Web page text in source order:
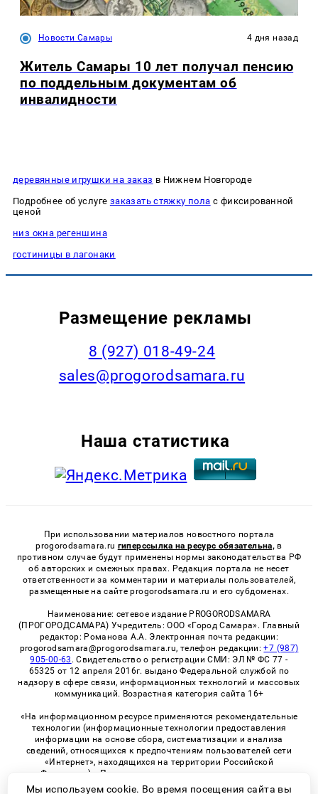
Новости Самары 4 дня назад
Житель Самары 10 лет получал пенсию
по поддельным документам об
инвалидности
деревянные игрушки на заказ в Нижнем Новгороде
Подробнее об услуге заказать стяжку пола с фиксированной
ценой
низ окна регеншина
гостиницы в лагонаки
Размещение рекламы
8 (927) 018-49-24
sales@progorodsamara.ru
Наша статистика
При использовании материалов новостного портала
progorodsamara.ru гиперссылка на ресурс обязательна, в
противном случае будут применены нормы законодательства РФ
об авторских и смежных правах. Редакция портала не несет
ответственности за комментарии и материалы пользователей,
размещенные на сайте progorodsamara.ru и его субдоменах.
Наименование: сетевое издание PROGORODSAMARA
(ПРОГОРОДСАМАРА) Учредитель: ООО «Город Самара». Главный
редактор: Романова А.А. Электронная почта редакции:
progorodsamara@progorodsamara.ru, телефон редакции:+7 (987)
905-00-63 . Свидетельство о регистрации СМИ: ЭЛ № ФС 77 -
65325 от 12 апреля 2016г. выдано Федеральной службой по
надзору в сфере связи, информационных технологий и массовых
коммуникаций. Возрастная категория сайта 16+
«На информационном ресурсе применяются рекомендательные
технологии (информационные технологии предоставления
информации на основе сбора, систематизации и анализа
сведений, относящихся к предпочтениям пользователей сети
«Интернет», находящихся на территории Российской
Федерации)». Правила применения рекомендательных
технологий в виджетах рекламно-обменной сети
«СМИ2» (PDF)
Мы используем cookie. Во время посещения сайта вы